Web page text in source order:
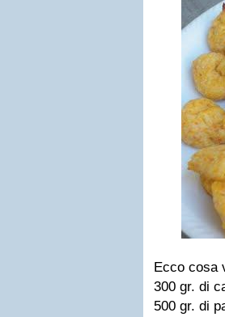
Ecco cosa
300 gr. di
500 gr. di